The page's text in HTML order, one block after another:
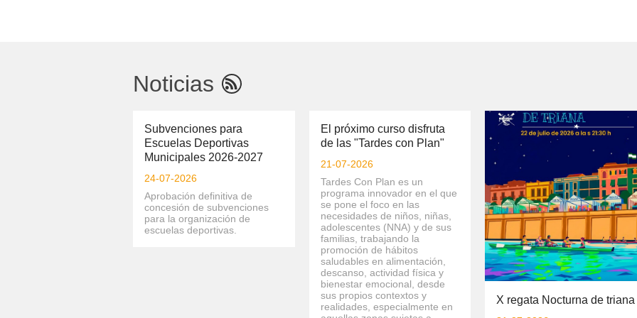
menores
Noticias
Subvenciones para
Escuelas Deportivas
Municipales 2026-2027
24-07-2026
Aprobación definitiva de
concesión de subvenciones
para la organización de
escuelas deportivas.
El próximo curso disfruta
de las "Tardes con Plan"
21-07-2026
Tardes Con Plan es un
programa innovador en el que
se pone el foco en las
necesidades de niños, niñas,
adolescentes (NNA) y de sus
familias, trabajando la
promoción de hábitos
saludables en alimentación,
descanso, actividad física y
bienestar emocional, desde
sus propios contextos y
realidades, especialmente en
regata
Nocturna
de
triana
X regata Nocturna de triana